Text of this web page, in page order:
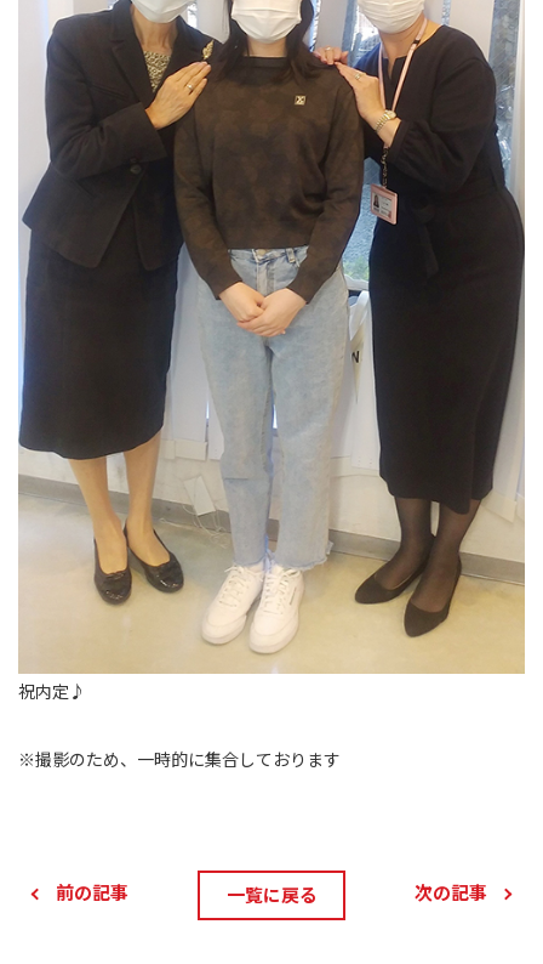
祝内定♪
※撮影のため、一時的に集合しております
前の記事 一覧に戻る 次の記事